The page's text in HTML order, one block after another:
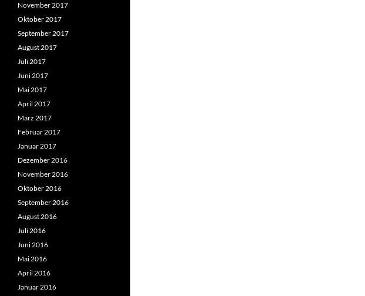
November 2017
Oktober 2017
September 2017
August 2017
Juli 2017
Juni 2017
Mai 2017
April 2017
März 2017
Februar 2017
Januar 2017
Dezember 2016
November 2016
Oktober 2016
September 2016
August 2016
Juli 2016
Juni 2016
Mai 2016
April 2016
Januar 2016